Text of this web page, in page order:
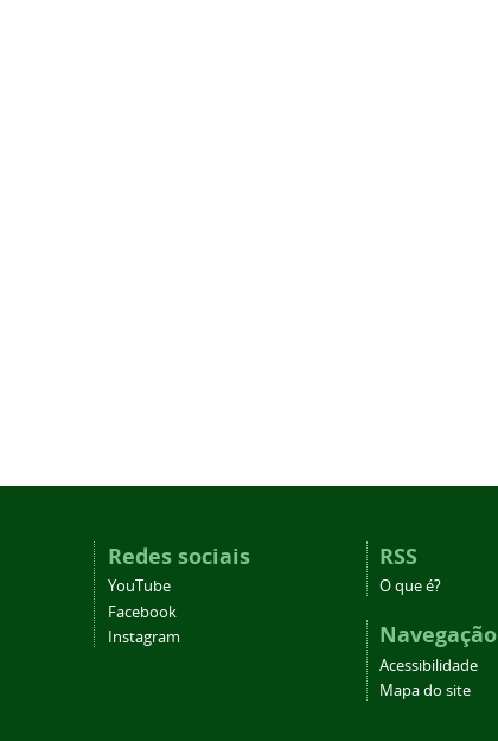
Redes sociais
YouTube
Facebook
Instagram
RSS
O que é?
Navegação
Acessibilidade
Mapa do site